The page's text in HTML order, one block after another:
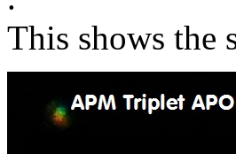
This shows the